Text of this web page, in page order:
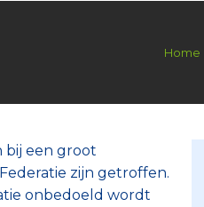
Home
bij een groot
zijn getroffen.
onbedoeld wordt